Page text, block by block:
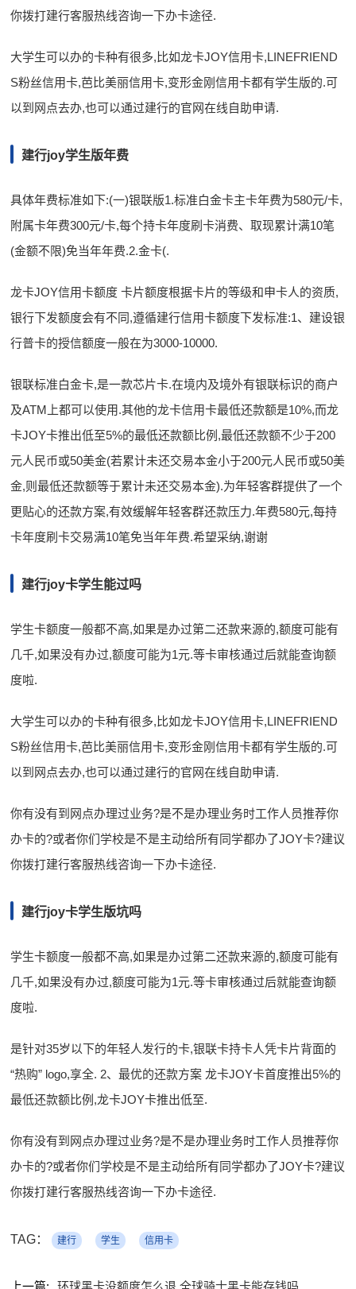
你拨打建行客服热线咨询一下办卡途径.
大学生可以办的卡种有很多,比如龙卡JOY信用卡,LINEFRIEND
S粉丝信用卡,芭比美丽信用卡,变形金刚信用卡都有学生版的.可
以到网点去办,也可以通过建行的官网在线自助申请.
建行joy学生版年费
具体年费标准如下:(一)银联版1.标准白金卡主卡年费为580元/卡,
附属卡年费300元/卡,每个持卡年度刷卡消费、取现累计满10笔
(金额不限)免当年年费.2.金卡(.
龙卡JOY信用卡额度 卡片额度根据卡片的等级和申卡人的资质,
银行下发额度会有不同,遵循建行信用卡额度下发标准:1、建设银
行普卡的授信额度一般在为3000-10000.
银联标准白金卡,是一款芯片卡.在境内及境外有银联标识的商户
及ATM上都可以使用.其他的龙卡信用卡最低还款额是10%,而龙
卡JOY卡推出低至5%的最低还款额比例,最低还款额不少于200
元人民币或50美金(若累计未还交易本金小于200元人民币或50美
金,则最低还款额等于累计未还交易本金).为年轻客群提供了一个
更贴心的还款方案,有效缓解年轻客群还款压力.年费580元,每持
卡年度刷卡交易满10笔免当年年费.希望采纳,谢谢
建行joy卡学生能过吗
学生卡额度一般都不高,如果是办过第二还款来源的,额度可能有
几千,如果没有办过,额度可能为1元.等卡审核通过后就能查询额
度啦.
大学生可以办的卡种有很多,比如龙卡JOY信用卡,LINEFRIEND
S粉丝信用卡,芭比美丽信用卡,变形金刚信用卡都有学生版的.可
以到网点去办,也可以通过建行的官网在线自助申请.
你有没有到网点办理过业务?是不是办理业务时工作人员推荐你
办卡的?或者你们学校是不是主动给所有同学都办了JOY卡?建议
你拨打建行客服热线咨询一下办卡途径.
建行joy卡学生版坑吗
学生卡额度一般都不高,如果是办过第二还款来源的,额度可能有
几千,如果没有办过,额度可能为1元.等卡审核通过后就能查询额
度啦.
是针对35岁以下的年轻人发行的卡,银联卡持卡人凭卡片背面的
“热购” logo,享全. 2、最优的还款方案 龙卡JOY卡首度推出5%的
最低还款额比例,龙卡JOY卡推出低至.
你有没有到网点办理过业务?是不是办理业务时工作人员推荐你
办卡的?或者你们学校是不是主动给所有同学都办了JOY卡?建议
你拨打建行客服热线咨询一下办卡途径.
TAG： 建行 学生 信用卡
上一篇: 环球黑卡没额度怎么退 全球骑士黑卡能存钱吗